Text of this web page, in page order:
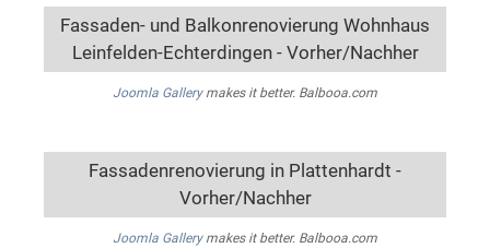
Fassaden- und Balkonrenovierung Wohnhaus
Leinfelden-Echterdingen - Vorher/Nachher
Joomla Gallerymakes it better. Balbooa.com
Fassadenrenovierung in Plattenhardt -
Vorher/Nachher
Joomla Gallerymakes it better. Balbooa.com